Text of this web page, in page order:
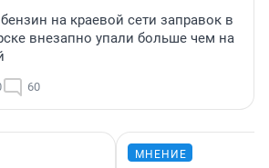
на краевой сети заправок в
внезапно упали больше чем на
60
МНЕНИЕ